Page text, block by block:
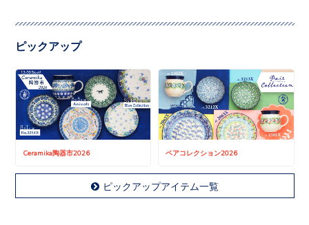
ピックアップ
Ceramika陶器市2026 ペアコレクション2026
ピックアップアイテム一覧